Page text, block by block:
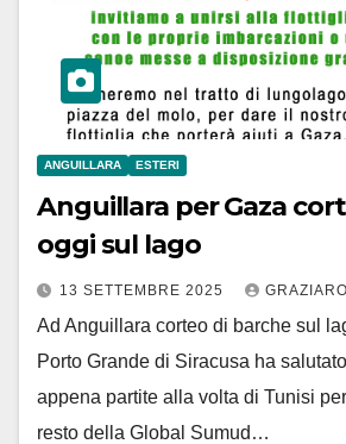
ANGUILLARA ESTERI
Anguillara per Gaza
oggi sul lago
13 SETTEMBRE 2025
Ad Anguillara corteo di barche sul
Porto Grande di Siracusa ha
appena partite alla volta di Tunisi
resto della Global Sumud…